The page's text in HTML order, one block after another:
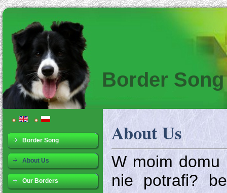
Border Song
Border Song
About Us
Our Borders
About Us
W moim domu
nie potrafi?